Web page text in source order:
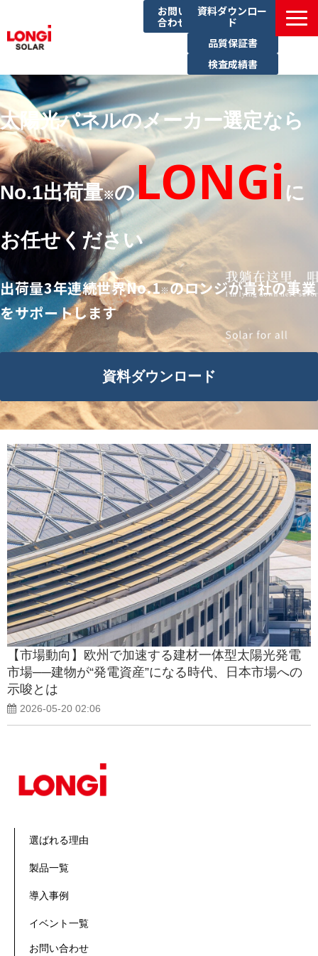
お問い
合わせ
資料ダウンロー
ド
品質保証書
検査成績書
製品一覧
導入事例
イベント一覧
ブログ
サステナビリティ
太陽光パネルのメーカー選定なら
No.1出荷量※のLONGi に
お任せください
出荷量3年連続世界No.1※のロンジが貴社の事業
をサポートします
資料ダウンロード
【市場動向】欧州で加速する建材一体型太陽光発電
市場──建物が“発電資産”になる時代、日本市場への
示唆とは
2026-05-20 02:06
選ばれる理由
製品一覧
導入事例
イベント一覧
お問い合わせ